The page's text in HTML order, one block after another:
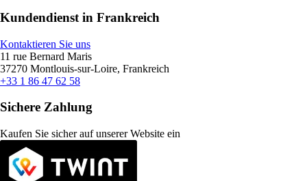
Kundendienst in Frankreich
Kontaktieren Sie uns
11 rue Bernard Maris
37270 Montlouis-sur-Loire, Frankreich
+33 1 86 47 62 58
Sichere Zahlung
Kaufen Sie sicher auf unserer Website ein